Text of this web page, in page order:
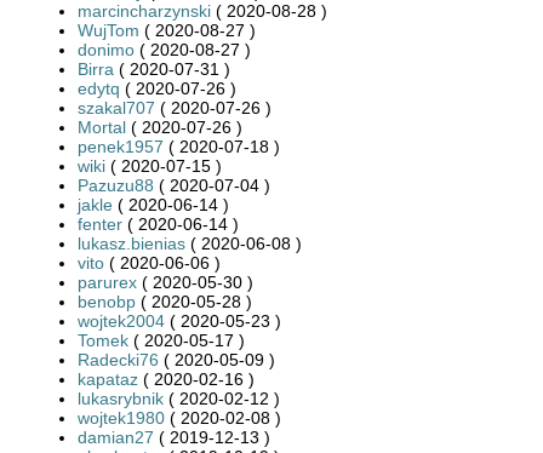
marcincharzynski ( 2020-08-28 )
WujTom ( 2020-08-27 )
donimo ( 2020-08-27 )
Birra ( 2020-07-31 )
edytq ( 2020-07-26 )
szakal707 ( 2020-07-26 )
Mortal ( 2020-07-26 )
penek1957 ( 2020-07-18 )
wiki ( 2020-07-15 )
Pazuzu88 ( 2020-07-04 )
jakle ( 2020-06-14 )
fenter ( 2020-06-14 )
lukasz.bienias ( 2020-06-08 )
vito ( 2020-06-06 )
parurex ( 2020-05-30 )
benobp ( 2020-05-28 )
wojtek2004 ( 2020-05-23 )
Tomek ( 2020-05-17 )
Radecki76 ( 2020-05-09 )
kapataz ( 2020-02-16 )
lukasrybnik ( 2020-02-12 )
wojtek1980 ( 2020-02-08 )
damian27 ( 2019-12-13 )